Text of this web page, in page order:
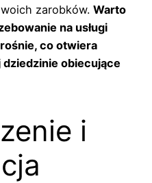
zarobków. Warto
na usługi
co otwiera
obiecujące
i